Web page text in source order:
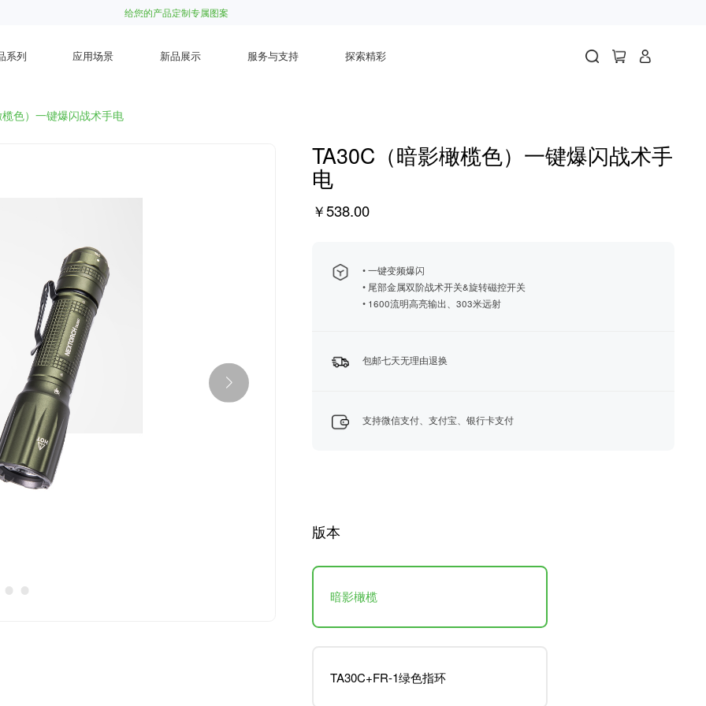
给您的产品定制专属图案
系列 应用场景 新品展示 服务与支持 探索精彩
色）一键爆闪战术手电
TA30C（暗影橄榄色）一键爆闪战术手
电
￥538.00
• 一键变频爆闪
• 尾部金属双阶战术开关&旋转磁控开关
• 1600流明高亮输出、303米远射
包邮七天无理由退换
支持微信支付、支付宝、银行卡支付
版本
暗影橄榄
TA30C+FR-1绿色指环